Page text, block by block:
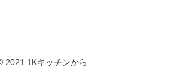
2021 1Kキッチンから.